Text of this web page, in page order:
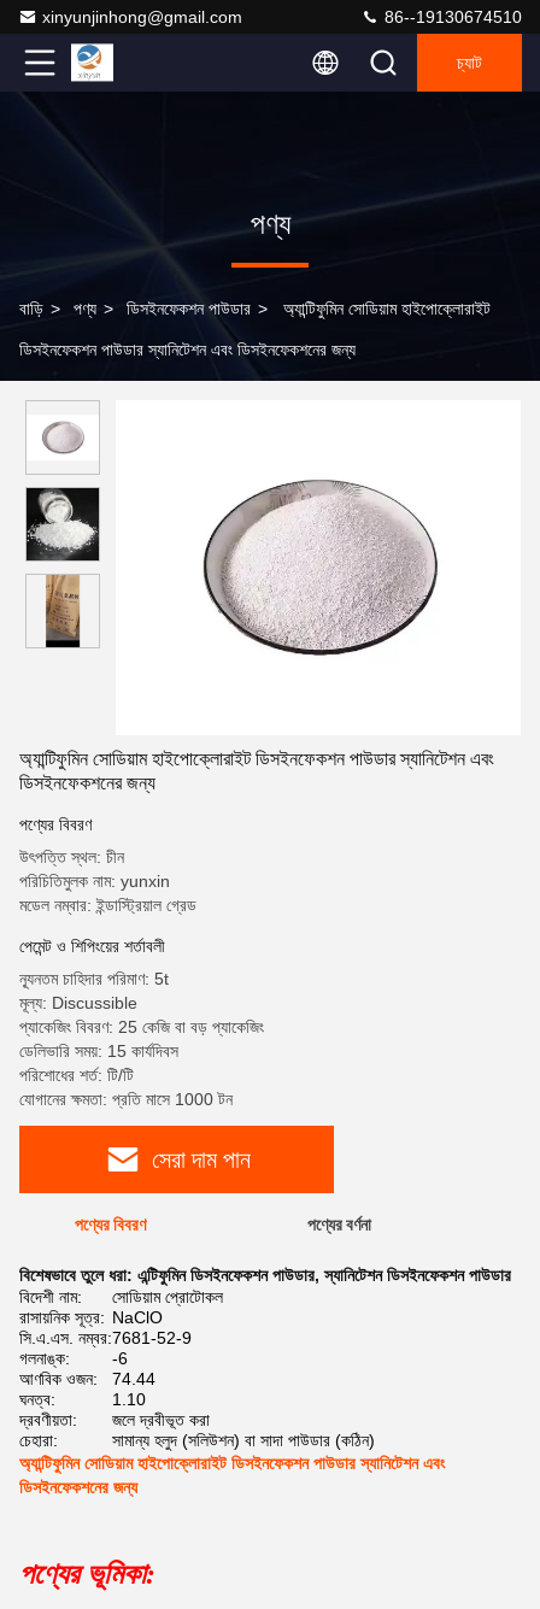
xinyunjinhong@gmail.com 86--19130674510
চ্যাট
পণ্য
বাড়ি > পণ্য > ডিসইনফেকশন পাউডার > অ্যান্টিফুমিন সোডিয়াম হাইপোক্লোরাইট
ডিসইনফেকশন পাউডার স্যানিটেশন এবং ডিসইনফেকশনের জন্য
অ্যান্টিফুমিন সোডিয়াম হাইপোক্লোরাইট ডিসইনফেকশন পাউডার স্যানিটেশন এবং
ডিসইনফেকশনের জন্য
পণ্যের বিবরণ
উৎপত্তি স্থল: চীন
পরিচিতিমুলক নাম: yunxin
মডেল নম্বার: ইন্ডাস্ট্রিয়াল গ্রেড
পেমেন্ট ও শিপিংয়ের শর্তাবলী
ন্যূনতম চাহিদার পরিমাণ: 5t
মূল্য: Discussible
প্যাকেজিং বিবরণ: 25 কেজি বা বড় প্যাকেজিং
ডেলিভারি সময়: 15 কার্যদিবস
পরিশোধের শর্ত: টি/টি
যোগানের ক্ষমতা: প্রতি মাসে 1000 টন
সেরা দাম পান
পণ্যের বিবরণ পণ্যের বর্ণনা
বিশেষভাবে তুলে ধরা: এন্টিফুমিন ডিসইনফেকশন পাউডার,স্যানিটেশন ডিসইনফেকশন পাউডার
বিদেশী নাম:
সোডিয়াম প্রোটোকল
রাসায়নিক সূত্র: NaClO
সি.এ.এস. নম্বর:7681-52-9
গলনাঙ্ক:
-6
আণবিক ওজন:
74.44
ঘনত্ব:
1.10
দ্রবণীয়তা:
জলে দ্রবীভূত করা
চেহারা:
সামান্য হলুদ (সলিউশন) বা সাদা পাউডার (কঠিন)
অ্যান্টিফুমিন সোডিয়াম হাইপোক্লোরাইট ডিসইনফেকশন পাউডার স্যানিটেশন এবং
ডিসইনফেকশনের জন্য
পণ্যের ভূমিকা: